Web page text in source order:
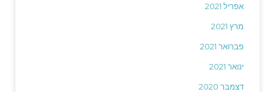
אפריל 2021
מרץ 2021
פברואר 2021
ינואר 2021
דצמבר 2020